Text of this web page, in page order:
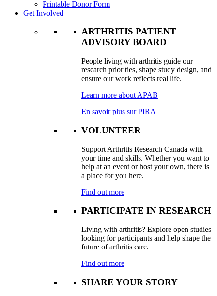
Printable Donor Form
Get Involved
ARTHRITIS PATIENT
ADVISORY BOARD
People living with arthritis guide our
research priorities, shape study design, and
ensure our work reflects real life.
Learn more about APAB
En savoir plus sur PIRA
VOLUNTEER
Support Arthritis Research Canada with
your time and skills. Whether you want to
help at an event or host your own, there is
a place for you here.
Find out more
PARTICIPATE IN RESEARCH
Living with arthritis? Explore open studies
looking for participants and help shape the
future of arthritis care.
Find out more
SHARE YOUR STORY